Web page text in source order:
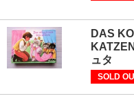
DAS
ュタ
SOLD